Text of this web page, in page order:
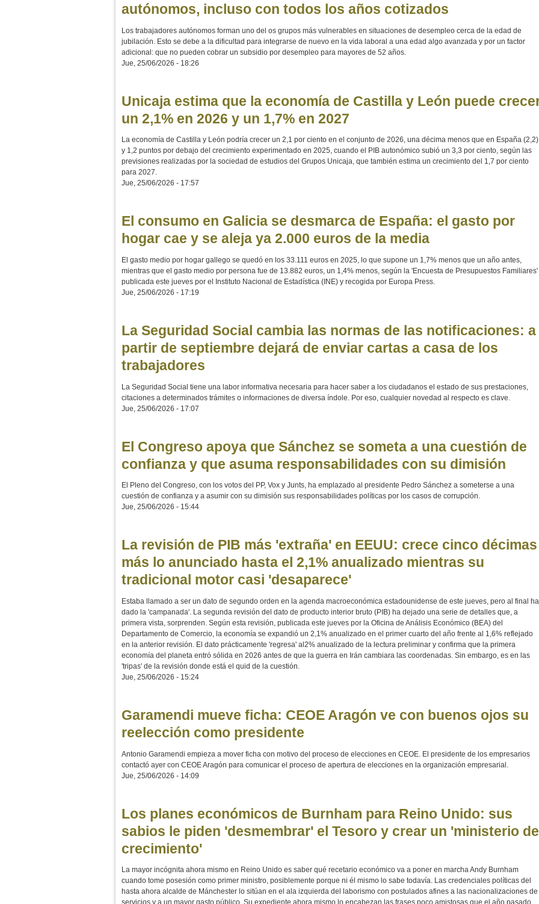
autónomos, incluso con todos los años cotizados
Los trabajadores autónomos forman uno del os grupos más vulnerables en situaciones de desempleo cerca de la edad de
jubilación. Esto se debe a la dificultad para integrarse de nuevo en la vida laboral a una edad algo avanzada y por un factor
adicional: que no pueden cobrar un subsidio por desempleo para mayores de 52 años.
Jue, 25/06/2026 - 18:26
Unicaja estima que la economía de Castilla y León puede
un 2,1% en 2026 y un 1,7% en 2027
La economía de Castilla y León podría crecer un 2,1 por ciento en el conjunto de 2026, una décima menos que en España (2,2)
y 1,2 puntos por debajo del crecimiento experimentado en 2025, cuando el PIB autonómico subió un 3,3 por ciento, según las
previsiones realizadas por la sociedad de estudios del Grupos Unicaja, que también estima un crecimiento del 1,7 por ciento
para 2027.
Jue, 25/06/2026 - 17:57
El consumo en Galicia se desmarca de España: el gasto por
hogar cae y se aleja ya 2.000 euros de la media
El gasto medio por hogar gallego se quedó en los 33.111 euros en 2025, lo que supone un 1,7% menos que un año antes,
mientras que el gasto medio por persona fue de 13.882 euros, un 1,4% menos, según la 'Encuesta de Presupuestos Familiares'
publicada este jueves por el Instituto Nacional de Estadística (INE) y recogida por Europa Press.
Jue, 25/06/2026 - 17:19
La Seguridad Social cambia las normas de las notificaciones: a
partir de septiembre dejará de enviar cartas a casa de los
trabajadores
La Seguridad Social tiene una labor informativa necesaria para hacer saber a los ciudadanos el estado de sus prestaciones,
citaciones a determinados trámites o informaciones de diversa índole. Por eso, cualquier novedad al respecto es clave.
Jue, 25/06/2026 - 17:07
El Congreso apoya que Sánchez se someta a una cuestión de
confianza y que asuma responsabilidades con su dimisión
El Pleno del Congreso, con los votos del PP, Vox y Junts, ha emplazado al presidente Pedro Sánchez a someterse a una
cuestión de confianza y a asumir con su dimisión sus responsabilidades políticas por los casos de corrupción.
Jue, 25/06/2026 - 15:44
La revisión de PIB más 'extraña' en EEUU: crece cinco décimas
más lo anunciado hasta el 2,1% anualizado mientras su
tradicional motor casi 'desaparece'
Estaba llamado a ser un dato de segundo orden en la agenda macroeconómica estadounidense de este jueves, pero al final ha
dado la 'campanada'. La segunda revisión del dato de producto interior bruto (PIB) ha dejado una serie de detalles que, a
primera vista, sorprenden. Según esta revisión, publicada este jueves por la Oficina de Análisis Económico (BEA) del
Departamento de Comercio, la economía se expandió un 2,1% anualizado en el primer cuarto del año frente al 1,6% reflejado
en la anterior revisión. El dato prácticamente 'regresa' al2% anualizado de la lectura preliminar y confirma que la primera
economía del planeta entró sólida en 2026 antes de que la guerra en Irán cambiara las coordenadas. Sin embargo, es en las
'tripas' de la revisión donde está el quid de la cuestión.
Jue, 25/06/2026 - 15:24
Garamendi mueve ficha: CEOE Aragón ve con buenos ojos su
reelección como presidente
Antonio Garamendi empieza a mover ficha con motivo del proceso de elecciones en CEOE. El presidente de los empresarios
contactó ayer con CEOE Aragón para comunicar el proceso de apertura de elecciones en la organización empresarial.
Jue, 25/06/2026 - 14:09
Los planes económicos de Burnham para Reino Unido: sus
sabios le piden 'desmembrar' el Tesoro y crear un 'ministerio
crecimiento'
La mayor incógnita ahora mismo en Reino Unido es saber qué recetario económico va a poner en marcha Andy Burnham
cuando tome posesión como primer ministro, posiblemente porque ni él mismo lo sabe todavía. Las credenciales políticas del
hasta ahora alcalde de Mánchester lo sitúan en el ala izquierda del laborismo con postulados afines a las nacionalizaciones de